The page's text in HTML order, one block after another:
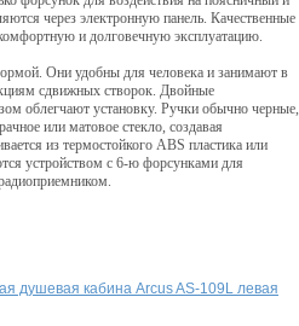
через электронную панель. Качественные
и долговечную эксплуатацию.
Они удобны для человека и занимают в
сдвижных створок. Двойные
облегчают установку. Ручки обычно черные,
или матовое стекло, создавая
из термостойкого ABS пластика или
устройством с 6-ю форсунками для
душевая кабина Arcus AS-109L левая